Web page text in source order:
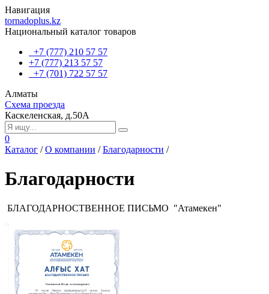
Навигация
tornadoplus.kz
Национальный каталог товаров
+7 (777) 210 57 57
+7 (777) 213 57 57
+7 (701) 722 57 57
Алматы
Схема проезда
Каскеленская, д.50А
0
Каталог /О компании /Благодарности /
Благодарности
БЛАГОДАРНОСТВЕННОЕ ПИСЬМО "Атамекен"